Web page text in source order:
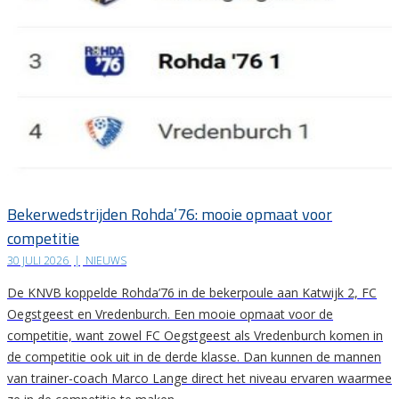
Bekerwedstrijden Rohda’76: mooie opmaat voor
competitie
30 JULI 2026 | NIEUWS
De KNVB koppelde Rohda’76 in de bekerpoule aan Katwijk 2, FC
Oegstgeest en Vredenburch. Een mooie opmaat voor de
competitie, want zowel FC Oegstgeest als Vredenburch komen in
de competitie ook uit in de derde klasse. Dan kunnen de mannen
van trainer-coach Marco Lange direct het niveau ervaren waarmee